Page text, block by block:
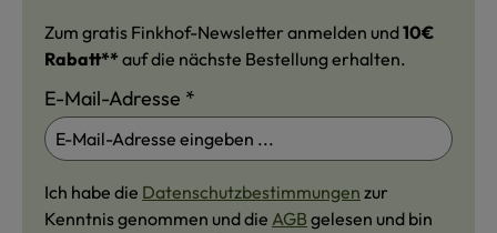
Zum gratis Finkhof-Newsletter anmelden und10€
Rabatt** auf die nächste Bestellung erhalten.
E-Mail-Adresse *
Ich habe die Datenschutzbestimmungen zur
Kenntnis genommen und die AGB gelesen und bin